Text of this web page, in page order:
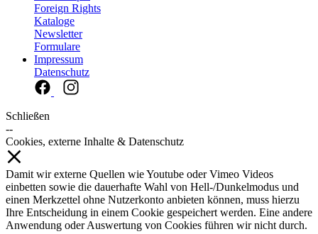
Foreign Rights
Kataloge
Newsletter
Formulare
Impressum
Datenschutz
Schließen
--
Cookies, externe Inhalte & Datenschutz
Damit wir externe Quellen wie Youtube oder Vimeo Videos
einbetten sowie die dauerhafte Wahl von Hell-/Dunkelmodus und
einen Merkzettel ohne Nutzerkonto anbieten können, muss hierzu
Ihre Entscheidung in einem Cookie gespeichert werden. Eine andere
Anwendung oder Auswertung von Cookies führen wir nicht durch.